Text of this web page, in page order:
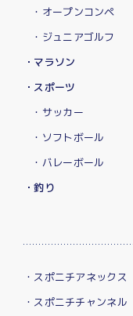
・オープンコンペ
・ジュニアゴルフ
・マラソン
・スポーツ
・サッカー
・ソフトボール
・バレーボール
・釣り
・スポニチアネックス
・スポニチチャンネル